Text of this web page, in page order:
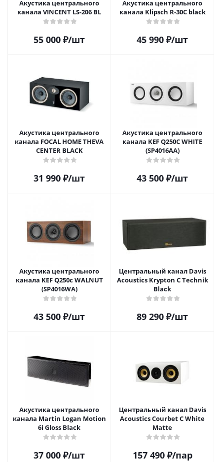
Акустика центрального
канала VINCENT LS-206 BL
55 000 ₽/шт
Акустика центрального
канала Klipsch R-30C black
45 990 ₽/шт
Акустика центрального
канала FOCAL HOME THEVA
CENTER BLACK
31 990 ₽/шт
Акустика центрального
канала KEF Q250C WHITE
(SP4016AA)
43 500 ₽/шт
Акустика центрального
канала KEF Q250c WALNUT
(SP4016WA)
43 500 ₽/шт
Центральный канал Davis
Acoustics Krypton С Technik
Black
89 290 ₽/шт
Акустика центрального
канала Martin Logan Motion
6i Gloss Black
37 000 ₽/шт
Центральный канал Davis
Acoustics Courbet C White
Matte
157 490₽/пар